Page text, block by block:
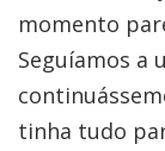
momento
Seguíamos a
tinha tudo